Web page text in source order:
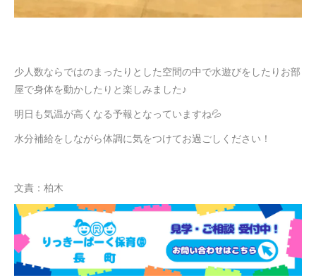
少人数ならではのまったりとした空間の中で水遊びをしたりお部
屋で身体を動かしたりと楽しみました♪
明日も気温が高くなる予報となっていますね💦
水分補給をしながら体調に気をつけてお過ごしください！
文責：柏木